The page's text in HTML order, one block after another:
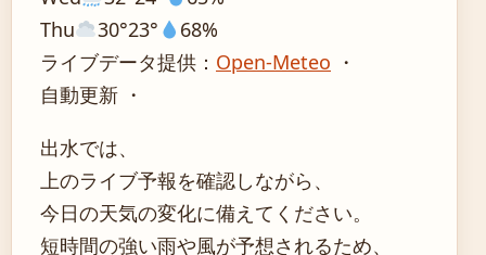
Thu
30°23°
68%
ライブデータ提供： Open-Meteo ・
自動更新 ・
出水では、
上のライブ予報を確認しながら、
今日の天気の変化に備えてください。
短時間の強い雨や風が予想されるため、